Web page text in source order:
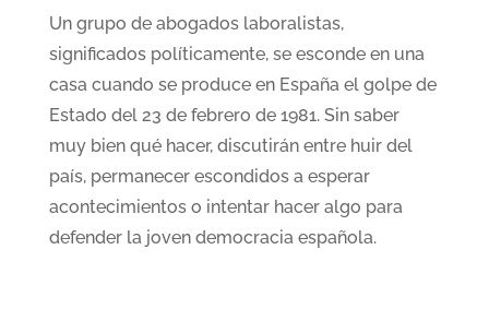
Un grupo de abogados laboralistas,
significados políticamente, se esconde en una
casa cuando se produce en España el golpe de
Estado del 23 de febrero de 1981. Sin saber
muy bien qué hacer, discutirán entre huir del
país, permanecer escondidos a esperar
acontecimientos o intentar hacer algo para
defender la joven democracia española.